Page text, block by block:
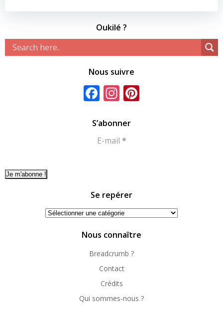
Oukilé ?
Nous suivre
Facebook
Instagram
S’abonner
E-mail *
Se repérer
Se
Nous connaître
Breadcrumb ?
Contact
Crédits
Qui sommes-nous ?